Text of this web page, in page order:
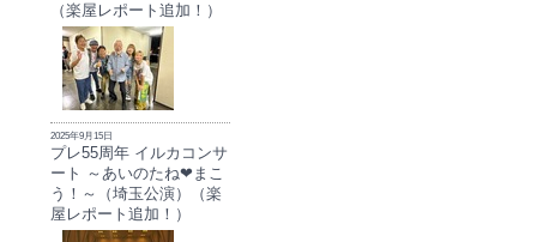
（楽屋レポート追加！）
2025年9月15日
プレ55周年 イルカコンサ
ート ～あいのたね❤まこ
う！～（埼玉公演）（楽
屋レポート追加！）